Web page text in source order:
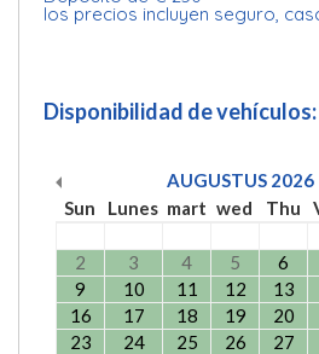
los precios incluyen seguro,
Disponibilidad de vehículos:
AUGUSTUS 2026
Sun
Lunes mart wed Thu
2
3 4 5 6
9
10 11 12 13
16
17 18 19 20
23
24 25 26 27